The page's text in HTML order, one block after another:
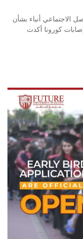
الاجتماعي أنباء بشأن
كورونا أكدت